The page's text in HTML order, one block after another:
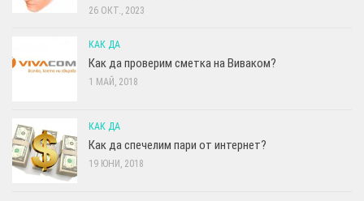
26 ОКТ., 2023
КАК ДА
Как да проверим сметка на Виваком?
1 МАЙ, 2018
КАК ДА
Как да спечелим пари от интернет?
19 ЮНИ, 2018